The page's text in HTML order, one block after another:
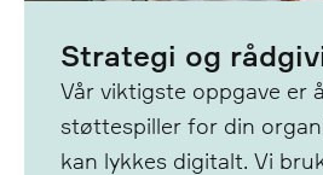
Strategi og
Vår viktigste oppgave er
støttespiller for din
kan lykkes digitalt. Vi